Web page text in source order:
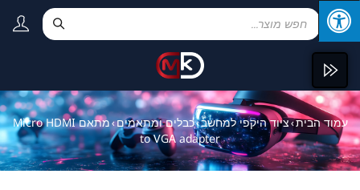
עמוד הבית›ציוד היקפי למחשב›כבלים ומתאמים›
מתאם Micro HDMI
to VGA adapter